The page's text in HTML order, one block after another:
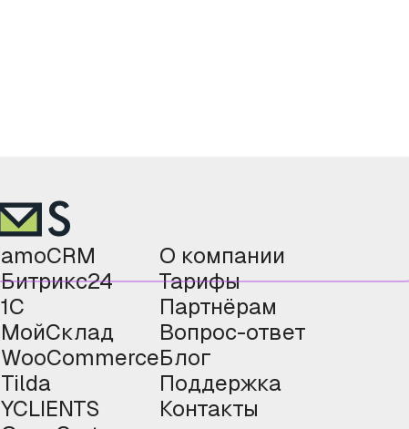
amoCRM
Битрикс24
1С
МойСклад
WooCommerce
Tilda
YCLIENTS
О компании
Тарифы
Партнёрам
Вопрос-ответ
Блог
Поддержка
Контакты